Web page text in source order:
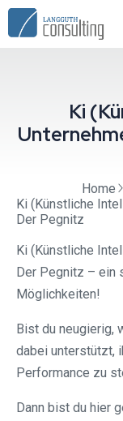
Ki
Home
Ki (Künstliche
Der Pegnitz
Ki (Künstliche
Der Pegnitz – ein
Möglichkeiten!
Bist du neugierig,
dabei unterstützt,
Performance zu
Dann bist du hier